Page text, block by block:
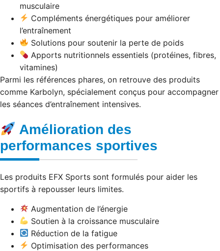
musculaire
Compléments énergétiques pour améliorer
l’entraînement
Solutions pour soutenir la perte de poids
Apports nutritionnels essentiels (protéines, fibres,
vitamines)
Parmi les références phares, on retrouve des produits
comme Karbolyn, spécialement conçus pour accompagner
les séances d’entraînement intensives.
Amélioration des
performances sportives
Les produits EFX Sports sont formulés pour aider les
sportifs à repousser leurs limites.
Augmentation de l’énergie
Soutien à la croissance musculaire
Réduction de la fatigue
Optimisation des performances